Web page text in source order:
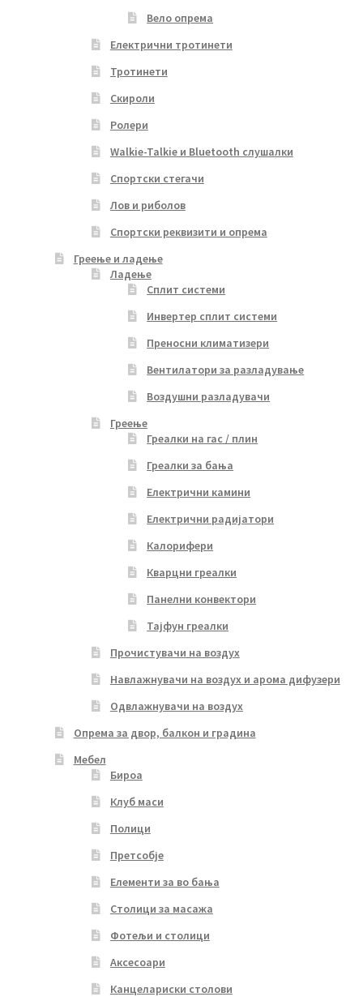
Вело опрема
Електрични тротинети
Тротинети
Скироли
Ролери
Walkie-Talkie и Bluetooth слушалки
Спортски стегачи
Лов и риболов
Спортски реквизити и опрема
Греење и ладење
Ладење
Сплит системи
Инвертер сплит системи
Преносни климатизери
Вентилатори за разладување
Воздушни разладувачи
Греење
Греалки на гас / плин
Греалки за бања
Електрични камини
Електрични радијатори
Калорифери
Кварцни греалки
Панелни конвектори
Тајфун греалки
Прочистувачи на воздух
Навлажнувачи на воздух и арома дифузери
Одвлажнувачи на воздух
Опрема за двор, балкон и градина
Мебел
Бироа
Клуб маси
Полици
Претсобје
Елементи за во бања
Столици за масажа
Фотељи и столици
Аксесоари
Канцелариски столови